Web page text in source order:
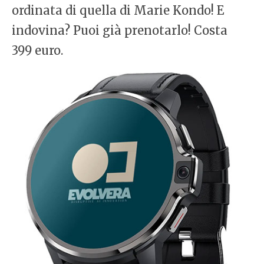
ordinata di quella di Marie Kondo! E
indovina? Puoi già prenotarlo! Costa
399 euro.